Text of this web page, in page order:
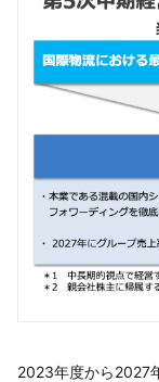
2023年度から2027